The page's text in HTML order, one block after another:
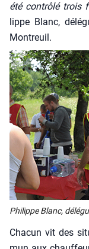
été contrô­lé trois
lippe Blanc,
Mon­treuil.
Phi­lippe Blanc,
Cha­cun vit des